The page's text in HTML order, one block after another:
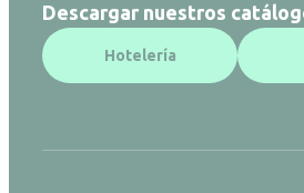
Descargar nuestros
Hotelería